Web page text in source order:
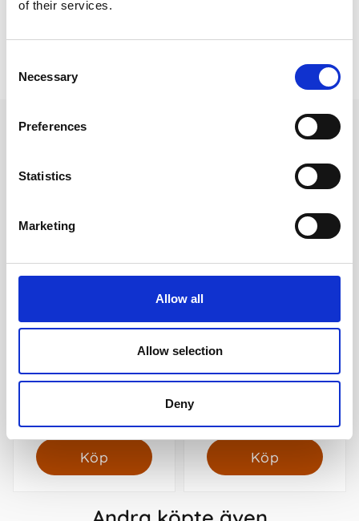
of their services.
Selection
Necessary
Preferences
Statistics
Marketing
Allow all
Allow selection
Deny
Lägsta pris senaste 30 dagarna är 89 kr (2026-08-07)
Andra tittade även på
Fickkalender Lilla
studieåret basic
Köp
Stora studieåret Basic
Svart 2026-2027
Köp